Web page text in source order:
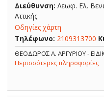
Διεύθυνση: Λεωφ. Ελ.
Αττικής
Οδηγίες χάρτη
Τηλέφωνο: 2109313700
ΘΕΟΔΩΡΟΣ Α. ΑΡΓΥΡΙΟΥ -
Περισσότερες πληροφορίες